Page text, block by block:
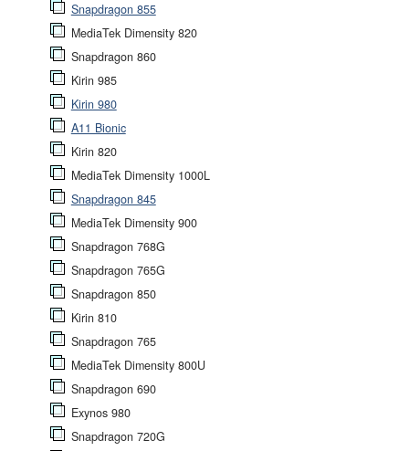
Snapdragon 855
MediaTek Dimensity 820
Snapdragon 860
Kirin 985
Kirin 980
A11 Bionic
Kirin 820
MediaTek Dimensity 1000L
Snapdragon 845
MediaTek Dimensity 900
Snapdragon 768G
Snapdragon 765G
Snapdragon 850
Kirin 810
Snapdragon 765
MediaTek Dimensity 800U
Snapdragon 690
Exynos 980
Snapdragon 720G